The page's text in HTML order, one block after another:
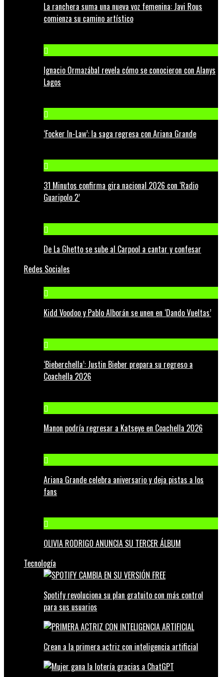
La ranchera suma una nueva voz femenina: Javi Rous
comienza su camino artístico
Ignacio Ormazábal revela cómo se conocieron con Alanys
Lagos
‘Focker In-Law’: la saga regresa con Ariana Grande
31 Minutos confirma gira nacional 2026 con ‘Radio
Guaripolo 2’
De La Ghetto se sube al Carpool a cantar y confesar
Redes Sociales
Kidd Voodoo y Pablo Alborán se unen en ‘Dando Vueltas’
‘Bieberchella’: Justin Bieber prepara su regreso a
Coachella 2026
Manon podría regresar a Katseye en Coachella 2026
Ariana Grande celebra aniversario y deja pistas a los
fans
OLIVIA RODRIGO ANUNCIA SU TERCER ÁLBUM
Tecnología
Spotify revoluciona su plan gratuito con más control
para sus usuarios
Crean a la primera actriz con inteligencia artificial